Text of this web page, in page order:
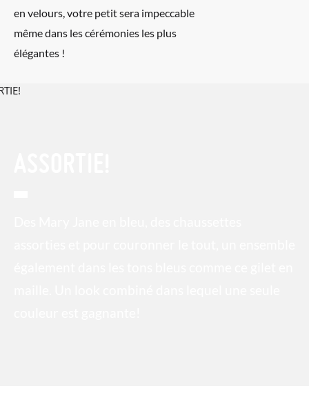
en velours, votre petit sera impeccable
même dans les cérémonies les plus
élégantes !